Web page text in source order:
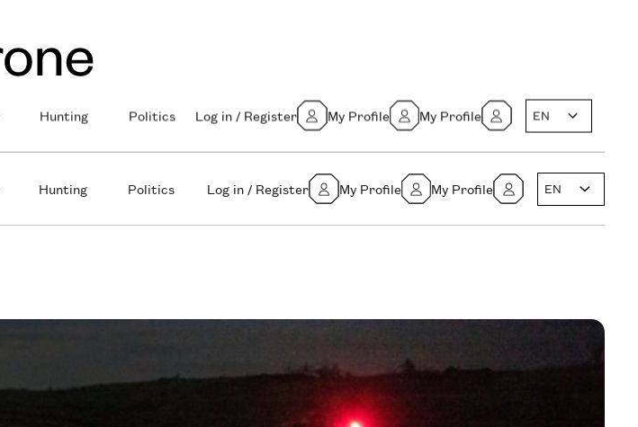
Hunting Politics Log in / Register My Profile My Profile EN
Hunting Politics Log in / Register My Profile My Profile EN